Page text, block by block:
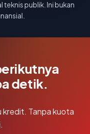
teknis publik. Ini bukan
detik.
kredit. Tanpa kuota